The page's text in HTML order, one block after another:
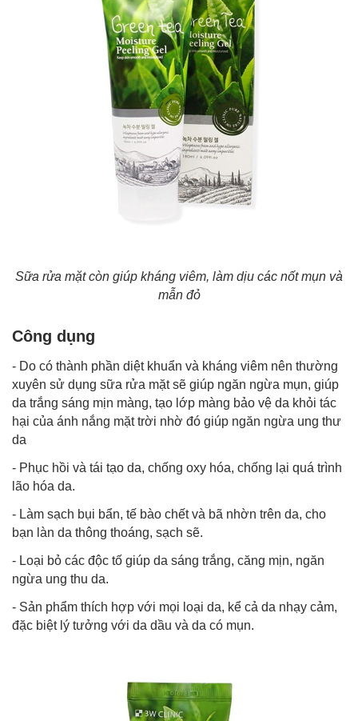
Sữa rửa mặt còn giúp kháng viêm, làm dịu các nốt mụn và
mẫn đỏ
Công dụng
- Do có thành phần diệt khuẩn và kháng viêm nên thường
xuyên sử dụng sữa rửa mặt sẽ giúp ngăn ngừa mụn, giúp
da trắng sáng mịn màng, tạo lớp màng bảo vệ da khỏi tác
hại của ánh nắng mặt trời nhờ đó giúp ngăn ngừa ung thư
da
- Phục hồi và tái tạo da, chống oxy hóa, chống lại quá trình
lão hóa da.
- Làm sạch bụi bẩn, tế bào chết và bã nhờn trên da, cho
bạn làn da thông thoáng, sạch sẽ.
- Loại bỏ các độc tố giúp da sáng trắng, căng mịn, ngăn
ngừa ung thu da.
- Sản phẩm thích hợp với mọi loại da, kể cả da nhạy cảm,
đặc biệt lý tưởng với da dầu và da có mụn.